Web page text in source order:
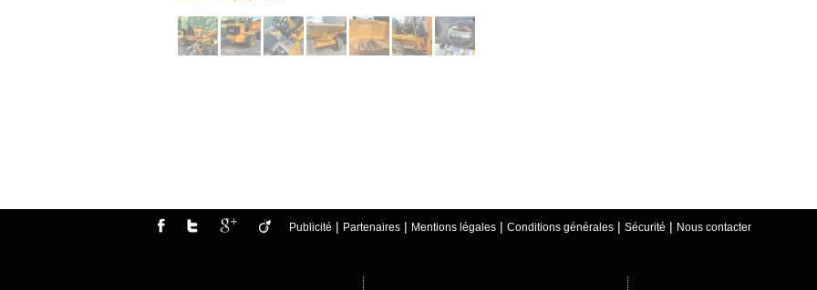
Publicité | Partenaires | Mentions légales | Conditions générales | Sécurité | Nous contacter